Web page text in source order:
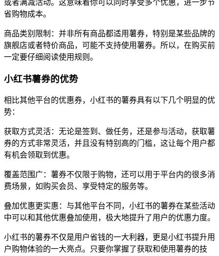
或者满减活动。这意味着你可以同时享受多个优惠，进一步节
省购物成本。
商品类别限制：并非所有商品都适用薯券，特别是某些品牌的
旗舰店或者特价商品，可能不支持使用薯券。所以，在购买前
一定要仔细阅读使用规则。
小红书薯券的优势
相比其他平台的优惠券，小红书的薯券具有以下几个明显的优
势：
获取方式灵活：无论是签到、做任务，还是参与活动，获取薯
券的方式非常灵活，并且没有特别高的门槛，这让每个用户都
有机会领取到优惠。
覆盖范围广：薯券不仅限于购物，还可以用于平台内的很多消
费场景，如购买会员、享受特定的服务等。
叠加优惠更实惠：与其他平台不同，小红书的薯券在某些活动
中可以和其他优惠叠加使用，极大地提升了用户的优惠力度。
小红书的薯券不仅是用户省钱的一大利器，更是小红书提升用
户购物体验的一大亮点。只要你掌握了获取和使用薯券的技